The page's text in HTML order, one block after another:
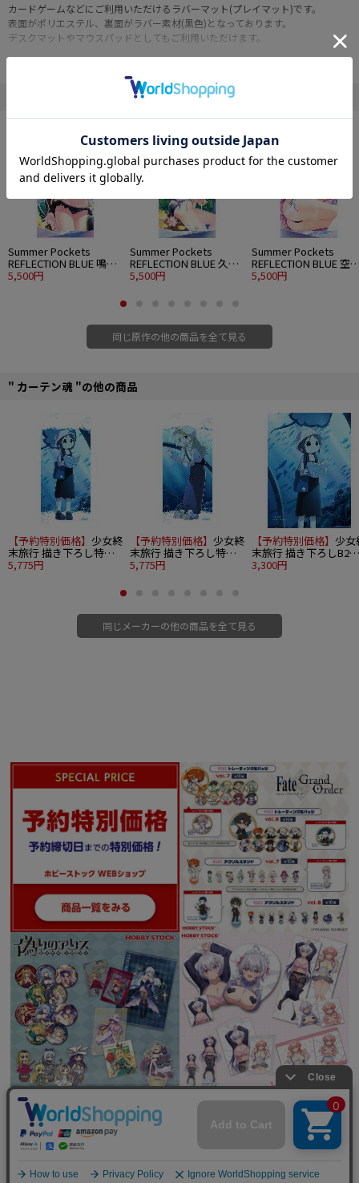
カードゲームなどにご利用いただけるラバーマット(プレイマット)です。
表面がポリエステル、裏面がラバー素材(黒色)となっております。
デスクマットやマウスパッドとしてもご利用いただけます。
■素材ポリエステル,ラバー
" Summer Pockets "の他の商品
Summer Pockets
REFLECTION BLUE 鳴瀬
しろは 120cmビッグタ
5,500円
Summer Pockets
REFLECTION BLUE 久島
鴎 120cmビッグタオル
5,500円
Summer Pockets
REFLECTION BLUE 空
蒼 120cmビッグタオル
5,500円
同じ原作の他の商品を全て見る
" カーテン魂 "の他の商品
【予約特別価格】 少女終
末旅行 描き下ろし特大
タペストリー（チト/水
5,775円
【予約特別価格】 少女終
末旅行 描き下ろし特大
タペストリー（ユーリ/
5,775円
【予約特別価格】 少女
末旅行 描き下ろしB2タ
ペストリー（チト/水族
3,300円
同じメーカーの他の商品を全て見る